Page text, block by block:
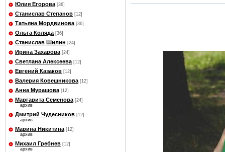
Юлия Егорова [36]
Станислав Степанов [12]
Татьяна Мордвинова [36]
Ольга Коляда [36]
Станислав Шилин [24]
Ирина Захарова [24]
Светлана Алексеева [12]
Евгений Казаков [12]
Валерия Ковешникова [12]
Анна Мурашова [12]
Маргарита Семенова [24]
архив
Дмитрий Чудесников [12]
архив
Марина Никитина [12]
архив
Михаил Гребнев [12]
архив